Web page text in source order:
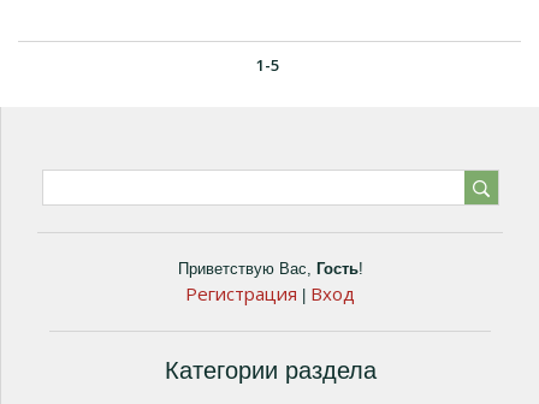
1-5
Приветствую Вас, Гость!
Регистрация Вход
Категории раздела